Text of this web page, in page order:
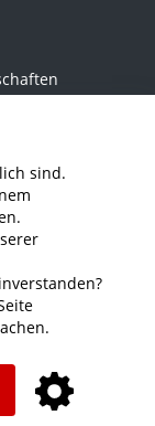
sind.